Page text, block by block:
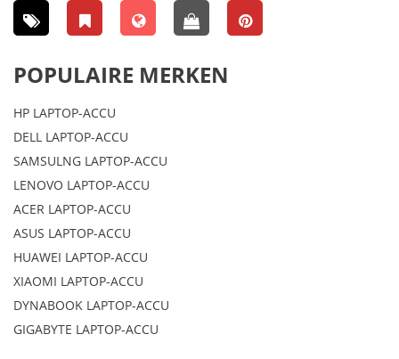
POPULAIRE MERKEN
HP LAPTOP-ACCU
DELL LAPTOP-ACCU
SAMSULNG LAPTOP-ACCU
LENOVO LAPTOP-ACCU
ACER LAPTOP-ACCU
ASUS LAPTOP-ACCU
HUAWEI LAPTOP-ACCU
XIAOMI LAPTOP-ACCU
DYNABOOK LAPTOP-ACCU
GIGABYTE LAPTOP-ACCU